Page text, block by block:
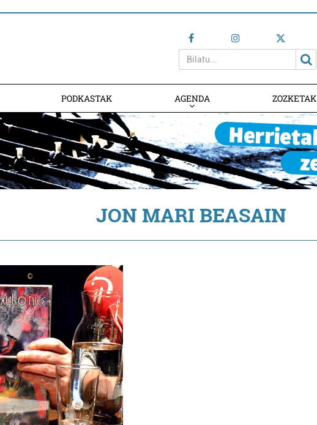
PODKASTAK AGENDA ZOZKETAK
JON MARI BEASAIN